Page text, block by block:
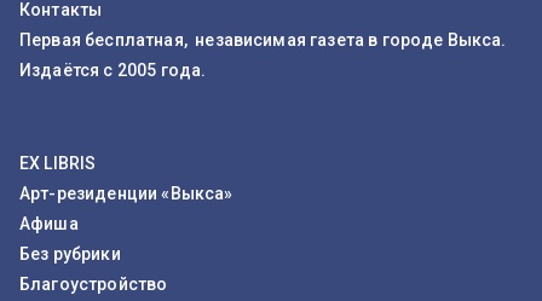
Контакты
Первая бесплатная, независимая газета в городе Выкса.
Издаётся с 2005 года.
EX LIBRIS
Арт-резиденции «Выкса»
Афиша
Без рубрики
Благоустройство